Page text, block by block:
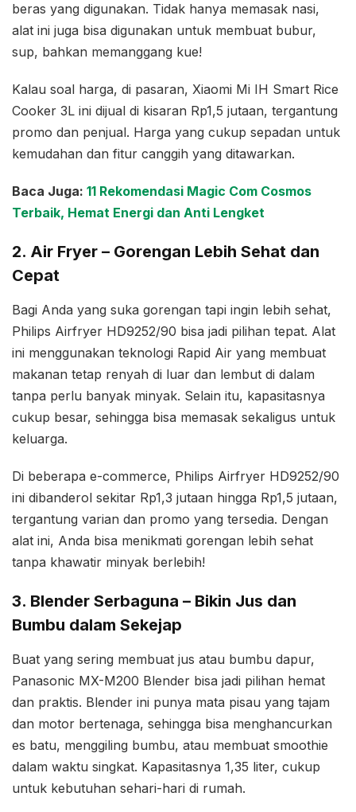
beras yang digunakan. Tidak hanya memasak nasi,
alat ini juga bisa digunakan untuk membuat bubur,
sup, bahkan memanggang kue!
Kalau soal harga, di pasaran, Xiaomi Mi IH Smart Rice
Cooker 3L ini dijual di kisaran Rp1,5 jutaan, tergantung
promo dan penjual. Harga yang cukup sepadan untuk
kemudahan dan fitur canggih yang ditawarkan.
Baca Juga: 11 Rekomendasi Magic Com Cosmos
Terbaik, Hemat Energi dan Anti Lengket
2. Air Fryer – Gorengan Lebih Sehat dan
Cepat
Bagi Anda yang suka gorengan tapi ingin lebih sehat,
Philips Airfryer HD9252/90 bisa jadi pilihan tepat. Alat
ini menggunakan teknologi Rapid Air yang membuat
makanan tetap renyah di luar dan lembut di dalam
tanpa perlu banyak minyak. Selain itu, kapasitasnya
cukup besar, sehingga bisa memasak sekaligus untuk
keluarga.
Di beberapa e-commerce, Philips Airfryer HD9252/90
ini dibanderol sekitar Rp1,3 jutaan hingga Rp1,5 jutaan,
tergantung varian dan promo yang tersedia. Dengan
alat ini, Anda bisa menikmati gorengan lebih sehat
tanpa khawatir minyak berlebih!
3. Blender Serbaguna – Bikin Jus dan
Bumbu dalam Sekejap
Buat yang sering membuat jus atau bumbu dapur,
Panasonic MX-M200 Blender bisa jadi pilihan hemat
dan praktis. Blender ini punya mata pisau yang tajam
dan motor bertenaga, sehingga bisa menghancurkan
es batu, menggiling bumbu, atau membuat smoothie
dalam waktu singkat. Kapasitasnya 1,35 liter, cukup
untuk kebutuhan sehari-hari di rumah.